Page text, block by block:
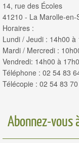
14, rue des Écoles
41210 - La Marolle-en-
Horaires :
Lundi / Jeudi : 14h00 à
Mardi / Mercredi :
Vendredi: 14h00 à
Téléphone : 02 54 83
Télécopie : 02 54 83 70
Abonnez-